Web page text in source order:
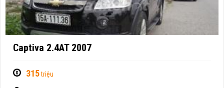
Captiva 2.4AT 2007
315triệu